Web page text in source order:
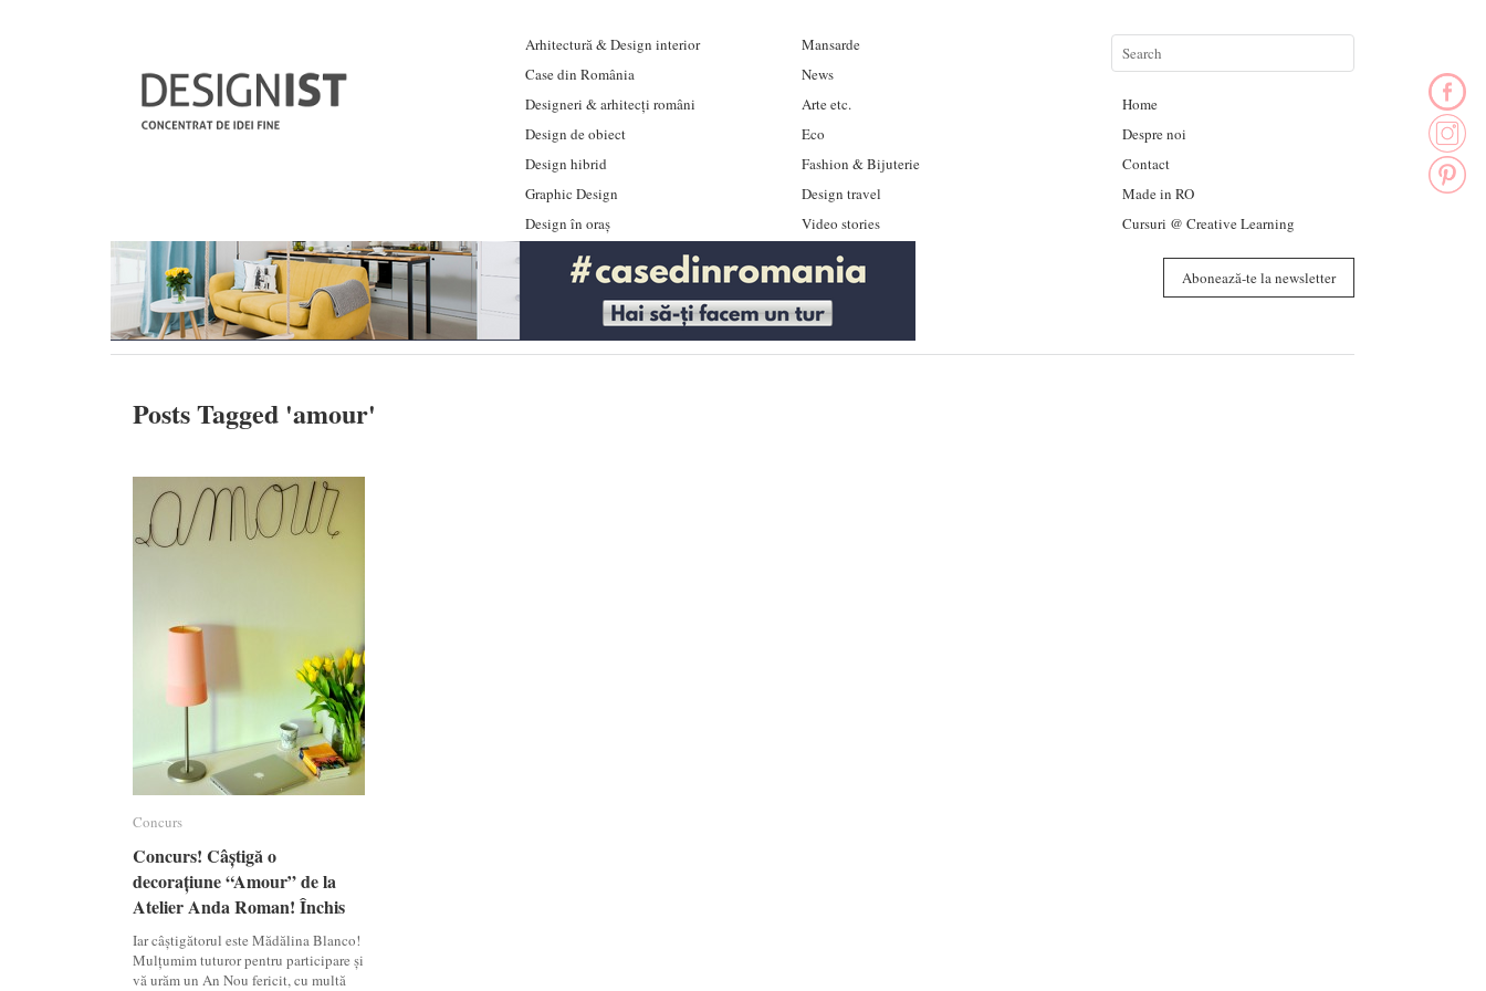
Arhitectură & Design interior
Case din România
Designeri & arhitecți români
Design de obiect
Design hibrid
Graphic Design
Design în oraș
Mansarde
News
Arte etc.
Eco
Fashion & Bijuterie
Design travel
Video stories
Home
Despre noi
Contact
Made in RO
Cursuri @ Creative Learning
Abonează-te la newsletter
Posts Tagged 'amour'
Concurs
Concurs! Câștigă o
decorațiune “Amour” de la
Atelier Anda Roman! Închis
Iar câștigătorul este Mădălina Blanco!
Mulțumim tuturor pentru participare și
vă urăm un An Nou fericit, cu multă
Concurs
Concurs! Câștigă o
decorațiune “Amour” de la
Atelier Anda Roman! Închis